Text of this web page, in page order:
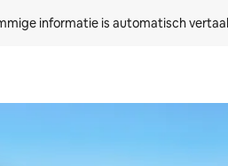
informatie is automatisch